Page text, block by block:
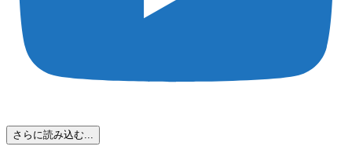
さらに読み込む...